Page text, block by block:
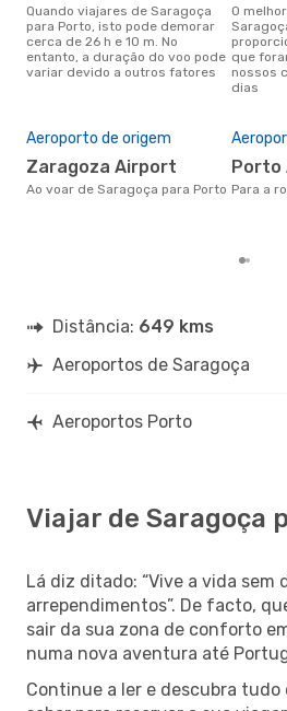
Quando viajares de Saragoça
para Porto, isto pode demorar
cerca de 26 h e 10 m. No
entanto, a duração do voo pode
variar devido a outros fatores
O melhor preço para voos de
que
nossos
dias
Aeroporto de origem
Zaragoza Airport
Ao voar de Saragoça para Porto Para a
Distância: 649 kms
Aeroportos de Saragoça
Aeroportos Porto
Viajar de Saragoça
Lá diz ditado: “Vive a vida sem
arrependimentos”. De facto,
sair da sua zona de conforto
numa nova aventura até
Continue a ler e descubra tudo